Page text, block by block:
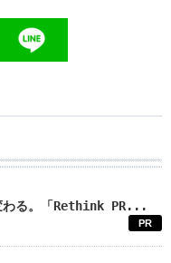
わる。「Rethink PR...
PR